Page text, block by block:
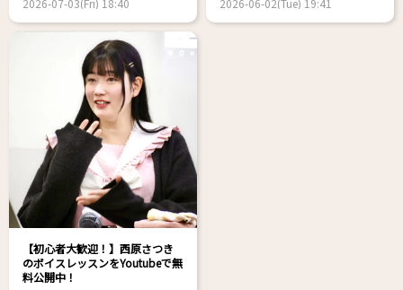
【初心者大歓迎！】西原さつき
のボイスレッスンをYoutubeで無
料公開中！